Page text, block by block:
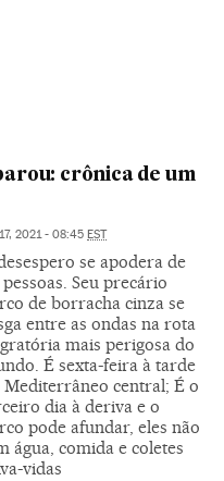
crônica de um
2021 - 08:45 EST
se apodera de
Seu precário
de borracha cinza se
entre as ondas na rota
mais perigosa do
É sexta-feira à tarde
Mediterrâneo central; É o
dia à deriva e o
pode afundar, eles não
água, comida e coletes
vidas